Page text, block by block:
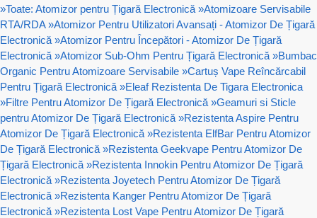
»Toate: Atomizor pentru Țigară Electronică »Atomizoare Servisabile
RTA/RDA »Atomizor Pentru Utilizatori Avansați - Atomizor De Țigară
Electronică »Atomizor Pentru Începători - Atomizor De Țigară
Electronică »Atomizor Sub-Ohm Pentru Țigară Electronică »Bumbac
Organic Pentru Atomizoare Servisabile »Cartuș Vape Reîncărcabil
Pentru Țigară Electronică »Eleaf Rezistenta De Tigara Electronica
»Filtre Pentru Atomizor De Țigară Electronică »Geamuri si Sticle
pentru Atomizor De Țigară Electronică »Rezistenta Aspire Pentru
Atomizor De Țigară Electronică »Rezistenta ElfBar Pentru Atomizor
De Țigară Electronică »Rezistenta Geekvape Pentru Atomizor De
Țigară Electronică »Rezistenta Innokin Pentru Atomizor De Țigară
Electronică »Rezistenta Joyetech Pentru Atomizor De Țigară
Electronică »Rezistenta Kanger Pentru Atomizor De Țigară
Electronică »Rezistenta Lost Vape Pentru Atomizor De Țigară